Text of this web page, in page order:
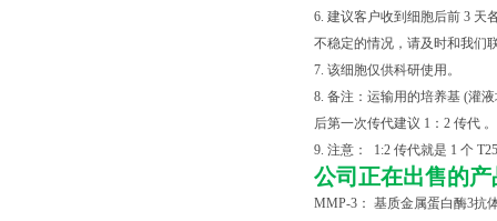
6. 建议客户收到细胞后前 3 天
不稳定的情况，请及时和我们
7. 该细胞仅供科研使用。
8. 备注：运输用的培养基 (灌
后第一次传代建议 1：2 传代 。
9. 注意： 1:2 传代就是 1 个
公司正在出售的产
MMP-3 ： 基质金属蛋白酶3抗